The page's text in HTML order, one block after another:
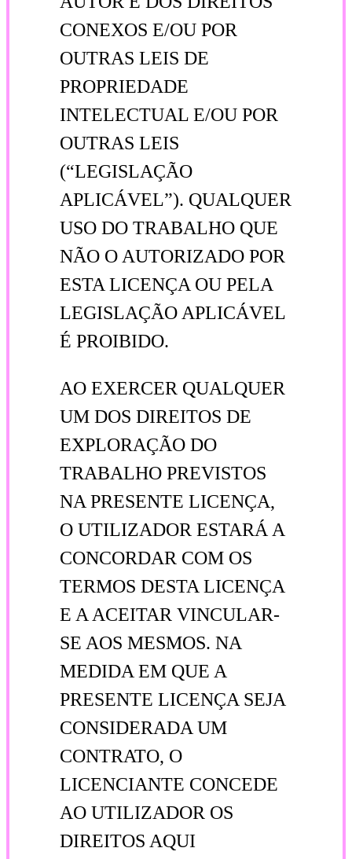
CONEXOS E/OU POR
OUTRAS LEIS DE
PROPRIEDADE
INTELECTUAL E/OU POR
OUTRAS LEIS
(“LEGISLAÇÃO
APLICÁVEL”). QUALQUER
USO DO TRABALHO QUE
NÃO O AUTORIZADO POR
ESTA LICENÇA OU PELA
LEGISLAÇÃO APLICÁVEL
É PROIBIDO.
AO EXERCER QUALQUER
UM DOS DIREITOS DE
EXPLORAÇÃO DO
TRABALHO PREVISTOS
NA PRESENTE LICENÇA,
O UTILIZADOR ESTARÁ A
CONCORDAR COM OS
TERMOS DESTA LICENÇA
E A ACEITAR VINCULAR-
SE AOS MESMOS. NA
MEDIDA EM QUE A
PRESENTE LICENÇA SEJA
CONSIDERADA UM
CONTRATO, O
LICENCIANTE CONCEDE
AO UTILIZADOR OS
DIREITOS AQUI